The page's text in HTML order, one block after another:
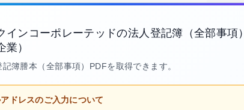
インコーポレーテッドの法人登記簿（全部事項）
）
簿謄本（全部事項）PDFを取得できます。
アドレスのご入力について